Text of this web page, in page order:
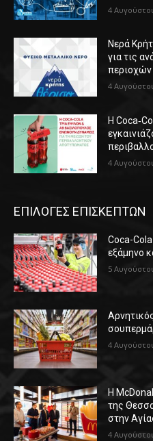
4
Νερά
για τις
περιοχών
4
Η
4
ΕΠΙΛΟΓΕΣ ΕΠΙΣΚΕΠΤΩΝ
Coca-
εξάμηνο
5
4
Η
της
στην
4